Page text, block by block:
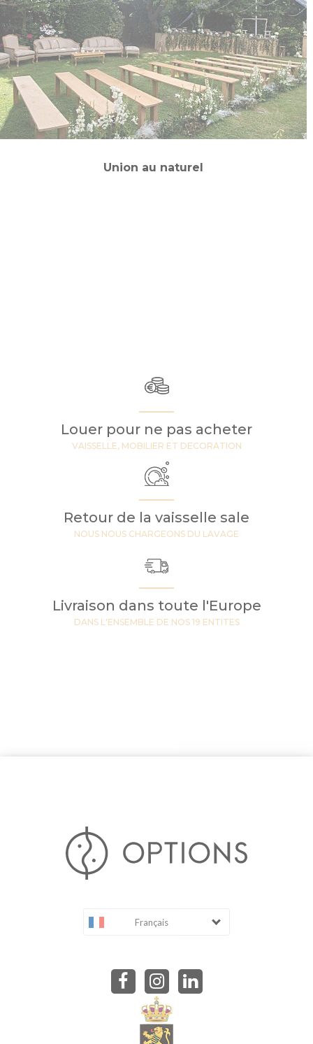
Union au naturel
Louer pour ne pas acheter
VAISSELLE, MOBILIER ET DECORATION
Retour de la vaisselle sale
NOUS NOUS CHARGEONS DU LAVAGE
Livraison dans toute l'Europe
DANS L'ENSEMBLE DE NOS 19 ENTITES
Français